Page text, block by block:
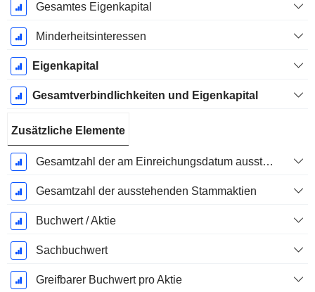
Gesamtes Eigenkapital
Minderheitsinteressen
Eigenkapital
Gesamtverbindlichkeiten und Eigenkapital
Zusätzliche Elemente
Gesamtzahl der am Einreichungsdatum ausstehenden Aktien
Gesamtzahl der ausstehenden Stammaktien
Buchwert / Aktie
Sachbuchwert
Greifbarer Buchwert pro Aktie